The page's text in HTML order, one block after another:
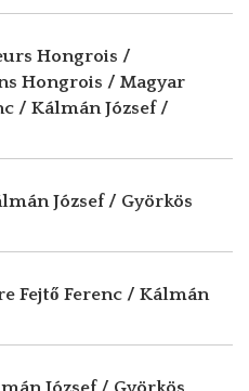
Hongrois /
Hongrois / Magyar
/ Kálmán József /
József / Györkös
Fejtő Ferenc / Kálmán